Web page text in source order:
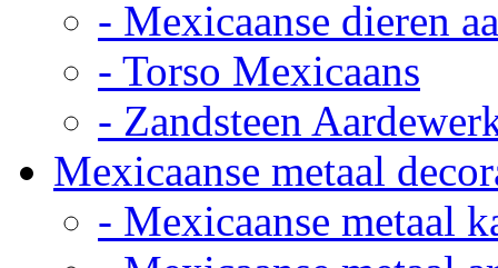
- Mexicaanse dieren
- Torso Mexicaans
- Zandsteen
Mexicaanse metaal
- Mexicaanse metaal